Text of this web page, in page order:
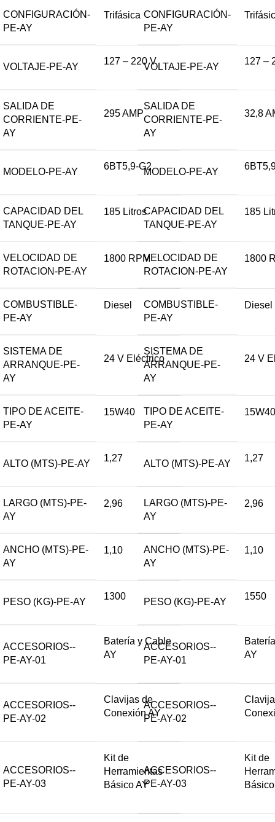
CONFIGURACIÓN-
PE-AY
Trifásica
VOLTAJE-PE-AY
127 – 220 V
SALIDA DE
CORRIENTE-PE-
AY
295 AMP
MODELO-PE-AY
6BT5,9-G2
CAPACIDAD DEL
TANQUE-PE-AY
185 Litros
VELOCIDAD DE
ROTACION-PE-AY
1800 RPM
COMBUSTIBLE-
PE-AY
Diesel
SISTEMA DE
ARRANQUE-PE-
AY
24 V Eléctrico
TIPO DE ACEITE-
PE-AY
15W40
ALTO (MTS)-PE-AY
1,27
LARGO (MTS)-PE-
AY
2,96
ANCHO (MTS)-PE-
AY
1,10
PESO (KG)-PE-AY
1300
ACCESORIOS--
PE-AY-01
Batería y Cable
AY
ACCESORIOS--
PE-AY-02
Clavijas de
Conexión AY
ACCESORIOS--
PE-AY-03
Kit de
Herramientas
Básico AY
CONFIGURACIÓN-
PE-AY
VOLTAJE-PE-AY
127 –
SALIDA DE
CORRIENTE-PE-
AY
32,8
MODELO-PE-AY
CAPACIDAD DEL
TANQUE-PE-AY
185
VELOCIDAD DE
ROTACION-PE-AY
1800
COMBUSTIBLE-
PE-AY
Diesel
SISTEMA DE
ARRANQUE-PE-
AY
24 V
TIPO DE ACEITE-
PE-AY
15W40
ALTO (MTS)-PE-AY
1,27
LARGO (MTS)-PE-
AY
2,96
ANCHO (MTS)-PE-
AY
1,10
PESO (KG)-PE-AY
1550
ACCESORIOS--
PE-AY-01
AY
ACCESORIOS--
PE-AY-02
ACCESORIOS--
PE-AY-03
Kit de